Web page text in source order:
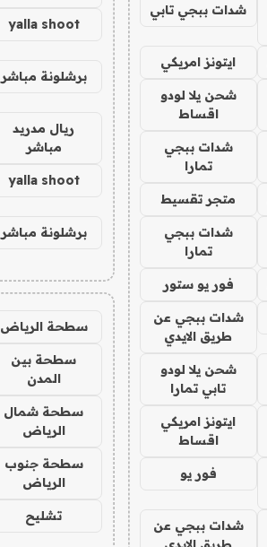
شدات ببجي تابي
ايتونز امريكي
شحن يلا لودو
اقساط
شدات ببجي
تمارا
متجر تقسيط
شدات ببجي
تمارا
فور يو ستور
شدات ببجي عن
طريق الايدي
شحن يلا لودو
تابي تمارا
ايتونز امريكي
اقساط
فور يو
شدات ببجي عن
yalla shoot
برشلونة مباشر
ريال مدريد
مباشر
yalla shoot
برشلونة مباشر
سطحة الرياض
سطحة بين
المدن
سطحة شمال
الرياض
سطحة جنوب
الرياض
تشليح